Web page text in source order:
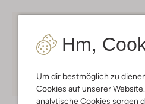
Hm,
Um dir bestmöglich zu
Cookies auf unserer
analytische Cookies sorgen
Kostenloser Versand
Mitglieder in Deutschland